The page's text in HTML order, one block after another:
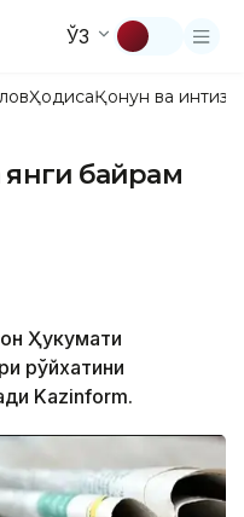
ЎЗ
ҲодисаҚонун ва
янги байрам
Ҳукумати
рўйхатини
Kazinform.